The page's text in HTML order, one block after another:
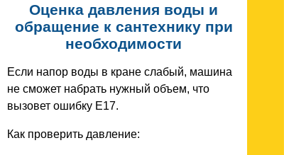
Оценка давления воды и
обращение к сантехнику при
необходимости
Если напор воды в кране слабый, машина
не сможет набрать нужный объем, что
вызовет ошибку E17.
Как проверить давление: